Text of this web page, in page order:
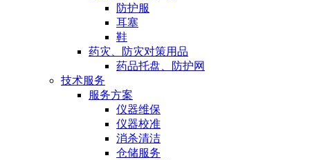
防护服
耳塞
鞋
药灾、防灾对策用品
药品托盘、防护网
技术服务
服务方案
仪器维保
仪器校准
消杀清洁
仓储服务